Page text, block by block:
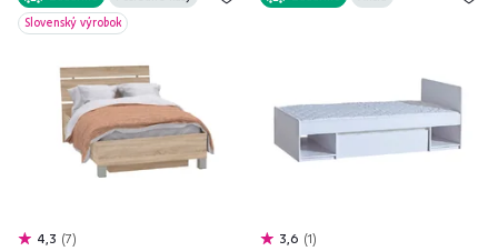
Slovenský výrobok
4,3 7 3,6 1